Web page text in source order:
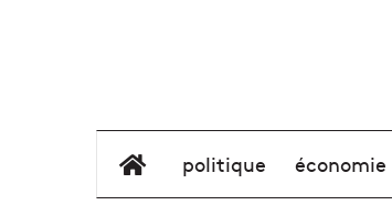
élément de menu
politique économie